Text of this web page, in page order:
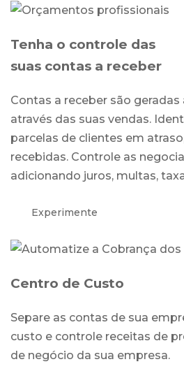
Tenha o controle das
suas contas a receber
Contas a receber são
através das suas vendas.
parcelas de clientes em
recebidas. Controle as
adicionando juros, multas,
Experimente
Centro de Custo
Separe as contas de sua
custo e controle receitas de
de negócio da sua empresa.